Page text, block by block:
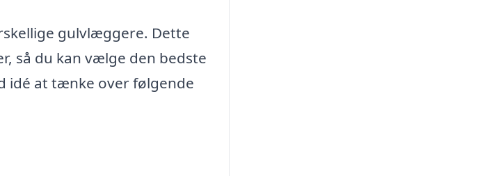
gulvlæggere. Dette
så du kan vælge den bedste
idé at tænke over følgende